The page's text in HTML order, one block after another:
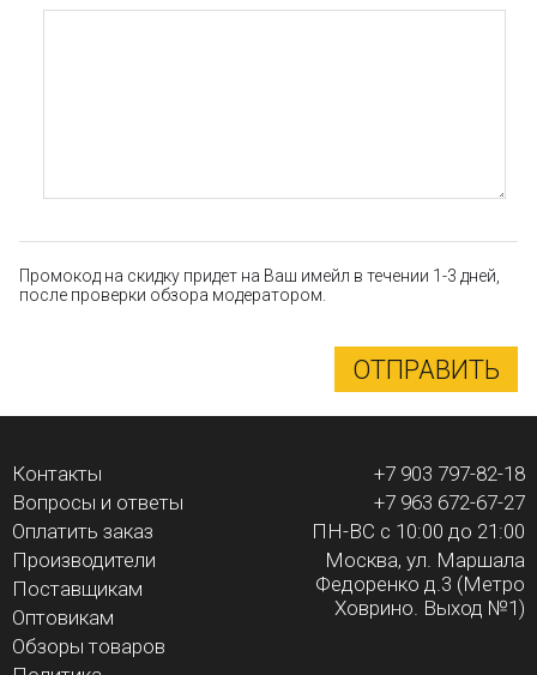
Промокод на скидку придет на Ваш имейл в течении 1-3 дней,
после проверки обзора модератором.
ОТПРАВИТЬ
Контакты
Вопросы и ответы
Оплатить заказ
Производители
Поставщикам
Оптовикам
Обзоры товаров
+7 903 797-82-18
+7 963 672-67-27
ПН-ВС с 10:00 до 21:00
Москва, ул. Маршала
Федоренко д.3 (Метро
Ховрино. Выход №1)